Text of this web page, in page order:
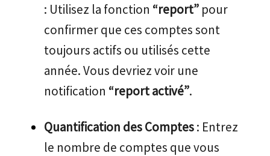
: Utilisez la fonction “report” pour
confirmer que ces comptes sont
toujours actifs ou utilisés cette
année. Vous devriez voir une
notification “report activé”.
Quantification des Comptes: Entrez
le nombre de comptes que vous